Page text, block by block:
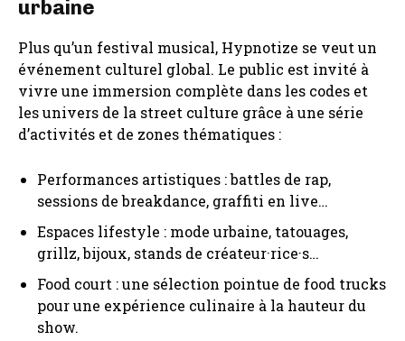
urbaine
Plus qu’un festival musical, Hypnotize se veut un
événement culturel global. Le public est invité à
vivre une immersion complète dans les codes et
les univers de la street culture grâce à une série
d’activités et de zones thématiques :
Performances artistiques : battles de rap,
sessions de breakdance, graffiti en live…
Espaces lifestyle : mode urbaine, tatouages,
grillz, bijoux, stands de créateur·rice·s…
Food court : une sélection pointue de food trucks
pour une expérience culinaire à la hauteur du
show.